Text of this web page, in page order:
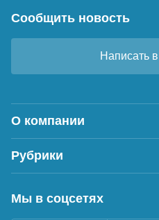
Сообщить новость
Написать
О компании
Рубрики
Мы в соцсетях